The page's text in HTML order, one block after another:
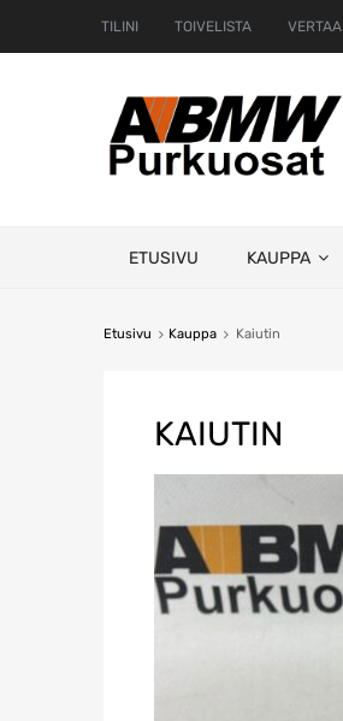
TILINI TOIVELISTA VERTAA
ETUSIVU KAUPPA
Etusivu Kauppa Kaiutin
KAIUTIN